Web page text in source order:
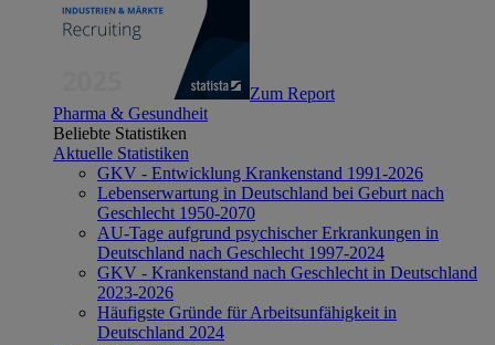
Zum Report
Pharma & Gesundheit
Beliebte Statistiken
Aktuelle Statistiken
GKV - Entwicklung Krankenstand 1991-2026
Lebenserwartung in Deutschland bei Geburt nach
Geschlecht 1950-2070
AU-Tage aufgrund psychischer Erkrankungen in
Deutschland nach Geschlecht 1997-2024
GKV - Krankenstand nach Geschlecht in Deutschland
2023-2026
Häufigste Gründe für Arbeitsunfähigkeit in
Deutschland 2024